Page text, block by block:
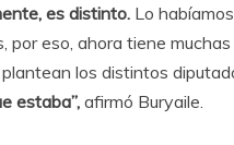
es distinto. Lo
por eso, ahora tiene
los distintos
estaba”, afirmó Buryaile.